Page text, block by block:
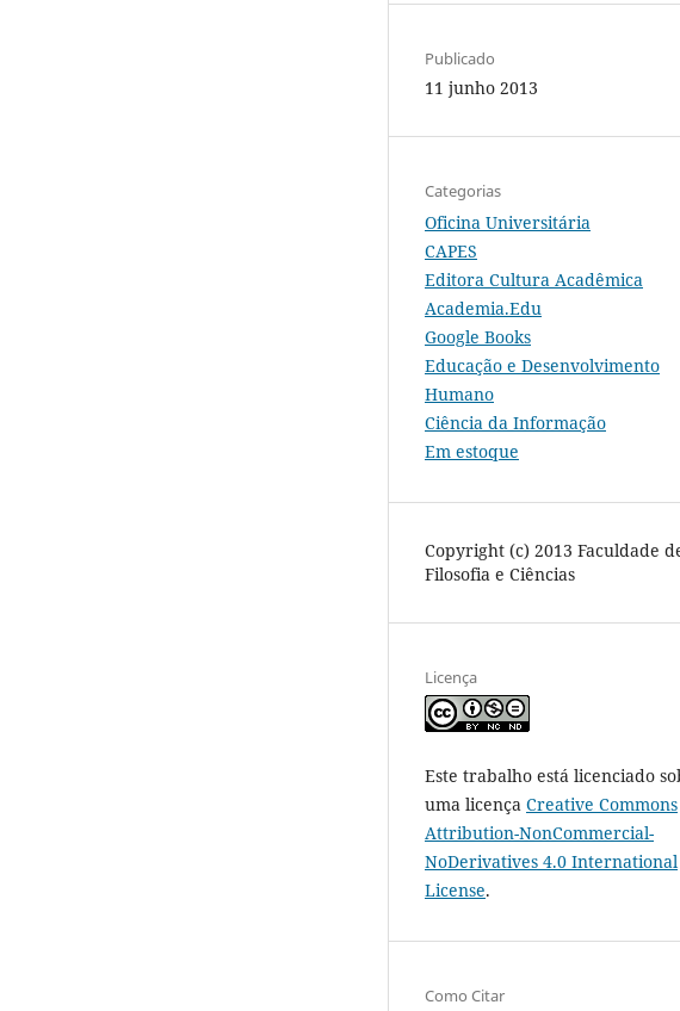
Publicado
11 junho 2013
Categorias
Oficina Universitária
CAPES
Editora Cultura Acadêmica
Academia.Edu
Google Books
Educação e Desenvolvimento
Humano
Ciência da Informação
Em estoque
Copyright (c) 2013 Faculdade
Filosofia e Ciências
Licença
Este trabalho está licenciado
uma licença Creative Commons
Attribution-NonCommercial-
NoDerivatives 4.0 International
License.
Como Citar